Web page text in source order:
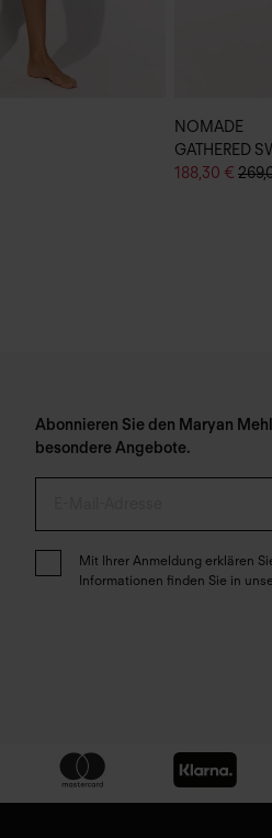
NOMADE
GATHERED
188,30 €
Abonnieren Sie den Maryan
besondere Angebote.
Mit Ihrer Anmeldung erklären
Informationen finden Sie in